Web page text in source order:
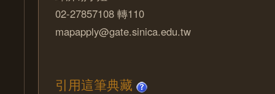
02-27857108 轉110
mapapply@gate.sinica.edu.tw
引用這筆典藏